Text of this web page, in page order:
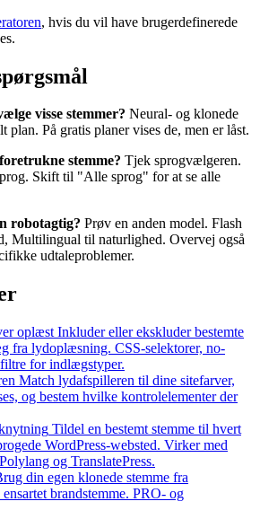
, hvis du vil have brugerdefinerede
visse stemmer? Neural- og klonede
plan. På gratis planer vises de, men er låst.
stemme? Tjek sprogvælgeren.
Skift til "Alle sprog" for at se alle
robotagtig? Prøv en anden model. Flash
Multilingual til naturlighed. Overvej også
udtaleproblemer.
oplæst Inkluder eller ekskluder bestemte
fra lydoplæsning. CSS-selektorer, no-
for indlægstyper.
Match lydafspilleren til dine sitefarver,
og bestem hvilke kontrolelementer der
Tildel en bestemt stemme til hvert
WordPress-websted. Virker med
og TranslatePress.
din egen klonede stemme fra
brandstemme. PRO- og